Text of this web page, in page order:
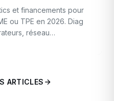
et financements pour
ou TPE en 2026. Diag
réseau
ARTICLES